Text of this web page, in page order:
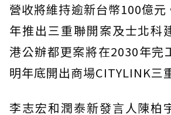
營收將維持逾新台幣100億元
年推出三重聯開案及士北科
港公辦都更案將在2030年完
明年底開出商場CITYLINK三
李志宏和潤泰新發言人陳柏